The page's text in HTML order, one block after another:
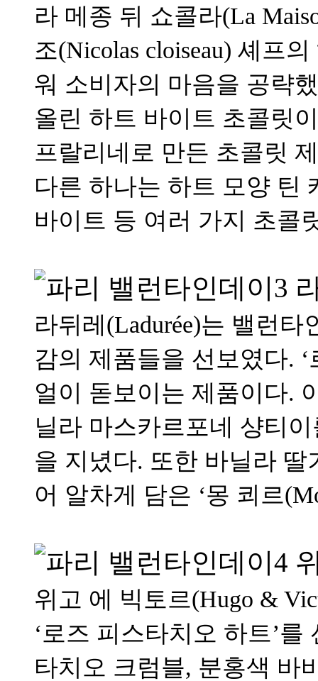
라 메종 뒤 쇼콜라(La
조(Nicolas cloiseau) 셰프
워 소비자의 마음을 공략
올린 하트 바이트 초콜릿
프랄리네로 만든 초콜릿
다른 하나는 하트 모양 틴
바이트 등 여러 가지 초콜
라뒤레(Ladurée)는 밸런
감의 제품들을 선보였다.
얼이 돋보이는 제품이다.
닐라 마스카르포네 샹티
을 지녔다. 또한 바닐라
어 알차게 담은 ‘몽 쾨르
위고 에 빅토르(Hugo &
‘로즈 피스타치오 하트’
타치오 크럼블, 분홍색 바